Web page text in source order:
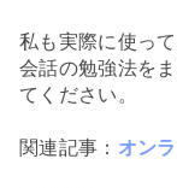
私も実際に使っ
会話の勉強法を
てください。
関連記事： オン